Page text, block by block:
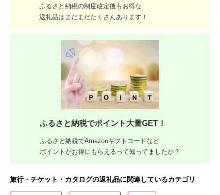
ふるさと納税の制度改定後もお得な
返礼品はまだまだたくさんあります！
ふるさと納税でポイント大量GET！
ふるさと納税でAmazonギフトコードなど
ポイントがお得にもらえるって知ってましたか？
旅行・チケット・カタログの返礼品に関連しているカテゴリ